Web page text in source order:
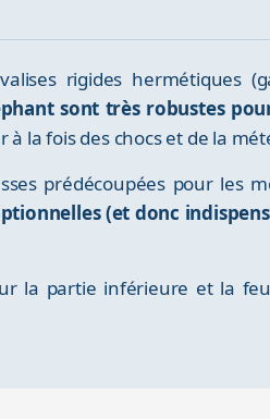
rigides hermétiques
sont très robustes
à la fois des chocs et de la
prédécoupées pour les
(et donc
la partie inférieure et la